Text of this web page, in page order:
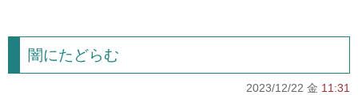
闇にたどらむ
2023/12/22 金 11:31